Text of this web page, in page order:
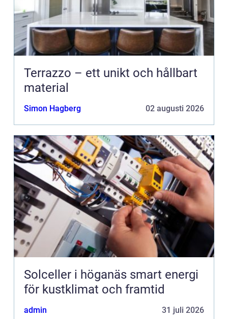
Terrazzo – ett unikt och hållbart
material
Simon Hagberg 02 augusti 2026
Solceller i höganäs smart energi
för kustklimat och framtid
admin 31 juli 2026